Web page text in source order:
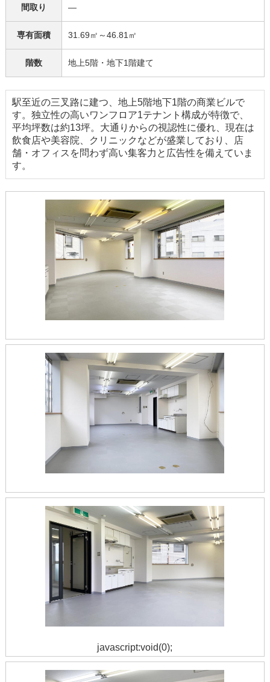
間取り ―
専有面積 31.69㎡～46.81㎡
階数 地上5階・地下1階建て
駅至近の三叉路に建つ、地上5階地下1階の商業ビルで
す。独立性の高いワンフロア1テナント構成が特徴で、
平均坪数は約13坪。大通りからの視認性に優れ、現在は
飲食店や美容院、クリニックなどが盛業しており、店
舗・オフィスを問わず高い集客力と広告性を備えていま
す。
javascript:void(0);